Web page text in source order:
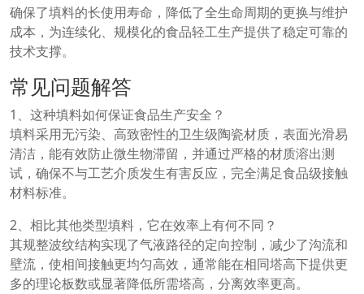
确保了填料的长使用寿命，降低了全生命周期的更换与维护
成本，为连续化、规模化的食品轻工生产提供了稳定可靠的
技术支撑。
常见问题解答
1、这种填料如何保证食品生产安全？
填料采用无污染、高致密性的卫生级陶瓷材质，表面光滑易
清洁，能有效防止微生物滞留，并通过严格的材质溶出测
试，确保不与工艺介质发生有害反应，完全满足食品级接触
材料标准。
2、相比其他类型填料，它在效率上有何不同？
其规整波纹结构实现了气液路径的定向控制，减少了沟流和
壁流，使相间接触更均匀高效，通常能在相同塔高下提供更
多的理论板数或显著降低所需塔高，分离效率更高。